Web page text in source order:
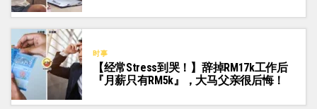
时事
【经常Stress到哭！】辞掉RM17k工作后
『月薪只有RM5k』，大马父亲很后悔！